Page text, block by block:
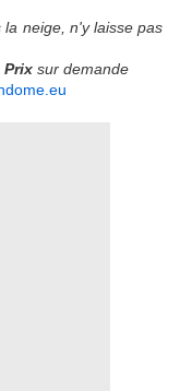
neige, n'y laisse pas
Prix sur demande